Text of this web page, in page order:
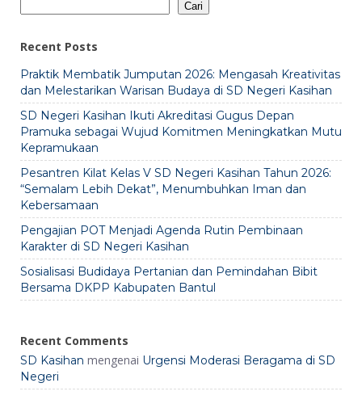
Cari
Recent Posts
Praktik Membatik Jumputan 2026: Mengasah Kreativitas
dan Melestarikan Warisan Budaya di SD Negeri Kasihan
SD Negeri Kasihan Ikuti Akreditasi Gugus Depan
Pramuka sebagai Wujud Komitmen Meningkatkan Mutu
Kepramukaan
Pesantren Kilat Kelas V SD Negeri Kasihan Tahun 2026:
“Semalam Lebih Dekat”, Menumbuhkan Iman dan
Kebersamaan
Pengajian POT Menjadi Agenda Rutin Pembinaan
Karakter di SD Negeri Kasihan
Sosialisasi Budidaya Pertanian dan Pemindahan Bibit
Bersama DKPP Kabupaten Bantul
Recent Comments
SD Kasihan mengenai Urgensi Moderasi Beragama di SD
Negeri